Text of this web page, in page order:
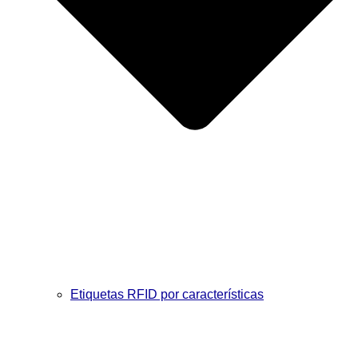
Etiquetas RFID por características